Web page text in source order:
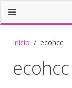
Início ecohcc
ecohcc